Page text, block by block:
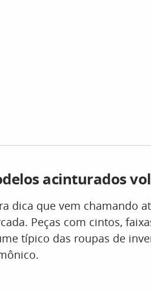
acinturados
dica que vem chamando
Peças com cintos,
típico das roupas de